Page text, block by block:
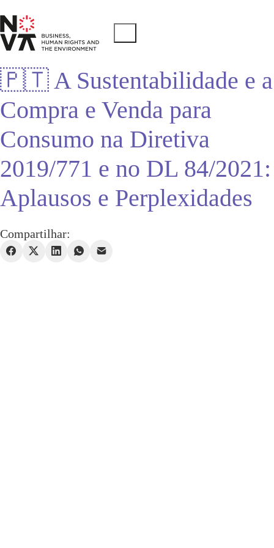
🇵🇹 A Sustentabilidade e a
Compra e Venda para
Consumo na Diretiva
2019/771 e no DL 84/2021:
Aplausos e Perplexidades
Compartilhar: